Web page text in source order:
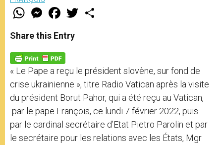
W
t
s
p
p
M
e
s
e
g
e
r
F
a
e
b
o
k
w
Share this Entry
« Le Pape a reçu le président slovène, sur fond de
crise ukrainienne », titre Radio Vatican après la visite
du président Borut Pahor, qui a été reçu au Vatican,
par le pape François, ce lundi 7 février 2022, puis
par le cardinal secrétaire d’Etat Pietro Parolin et par
le secrétaire pour les relations avec les États, Mgr